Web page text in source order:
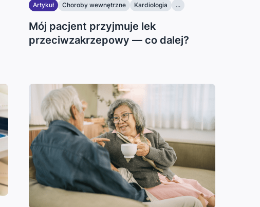
Artykuł Choroby wewnętrzne Kardiologia ...
Mój pacjent przyjmuje lek
przeciwzakrzepowy — co dalej?